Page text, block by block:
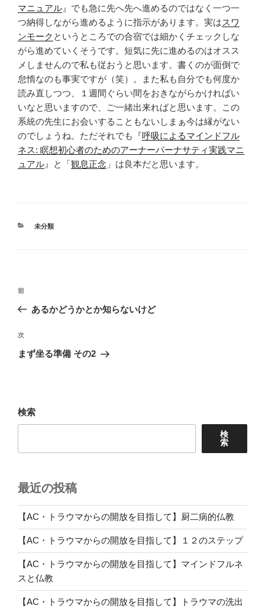
マニュアル 』でも急に先へ先へ進めるのではなく一つ一
つ納得しながら進めるように指示があります。実はスワ
ンモーク というところでの合宿では細かくチェックしな
がら進めていくそうです。短気に先に進めるのはオスス
メしませんので私も従おうと思います。書くのが面倒で
怠惰なのも事実ですが（笑）。また私も自分でも何度か
読み直しつつ、１週間ぐらい間をおきながらかければい
いなと思いますので、ご一緒出来ればと思います。この
系統の先生にお会いすることもないしまぁ今は縁がない
のでしょうね。ただそれでも『呼吸によるマインドフル
ネス: 瞑想初心者のためのアーナーパーナサティ実践マニ
ュアル 』と「観息正念 」は良本だと思います。
カ
未分類
投
ビ
ゲ
ン
前
の
稿
前
あるかどうかとか知らないけど
次
の
次
まず坐る準備 その2
検索
検
索
最近の投稿
【AC・トラウマからの開放を目指して】厨二病的仏教
【AC・トラウマからの開放を目指して】１２のステップ
【AC・トラウマからの開放を目指して】マインドフルネ
スと仏教
【AC・トラウマからの開放を目指して】トラウマの洗出